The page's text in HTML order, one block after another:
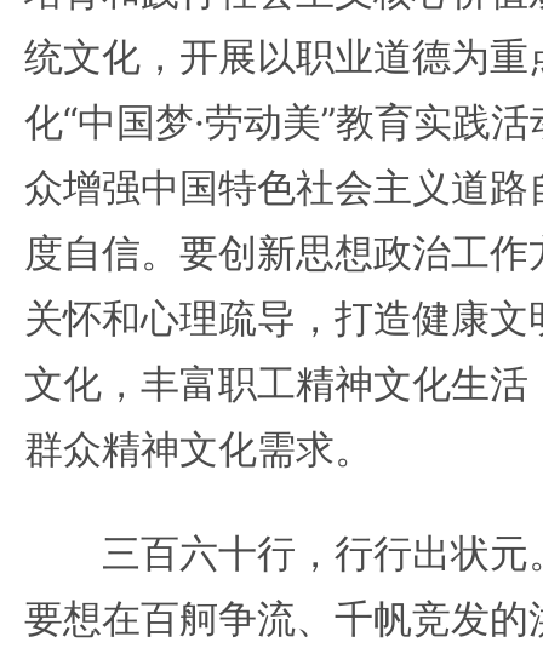
统文化，开展以职业道德为重
化“中国梦·劳动美”教育实践
众增强中国特色社会主义道
度自信。要创新思想政治工
关怀和心理疏导，打造健康
文化，丰富职工精神文化生
群众精神文化需求。
三百六十行，行行出状元
要想在百舸争流、千帆竞发